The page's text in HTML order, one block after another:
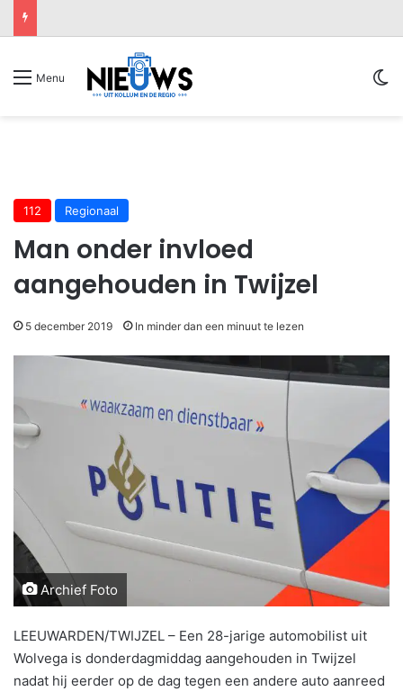
Menu
112 Regionaal
Man onder invloed
aangehouden in Twijzel
5 december 2019 In minder dan een minuut te lezen
Archief Foto
LEEUWARDEN/TWIJZEL – Een 28-jarige automobilist uit
Wolvega is donderdagmiddag aangehouden in Twijzel
nadat hij eerder op de dag tegen een andere auto aanreed